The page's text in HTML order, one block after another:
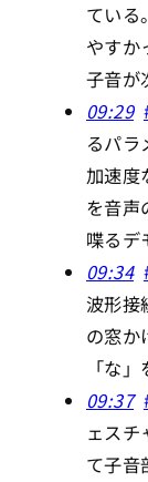
ている
やすか
子音が
09:29
るパラ
加速度
を音声
喋るデ
09:34
波形接
の窓か
「な
09:37
ェスチ
て子音